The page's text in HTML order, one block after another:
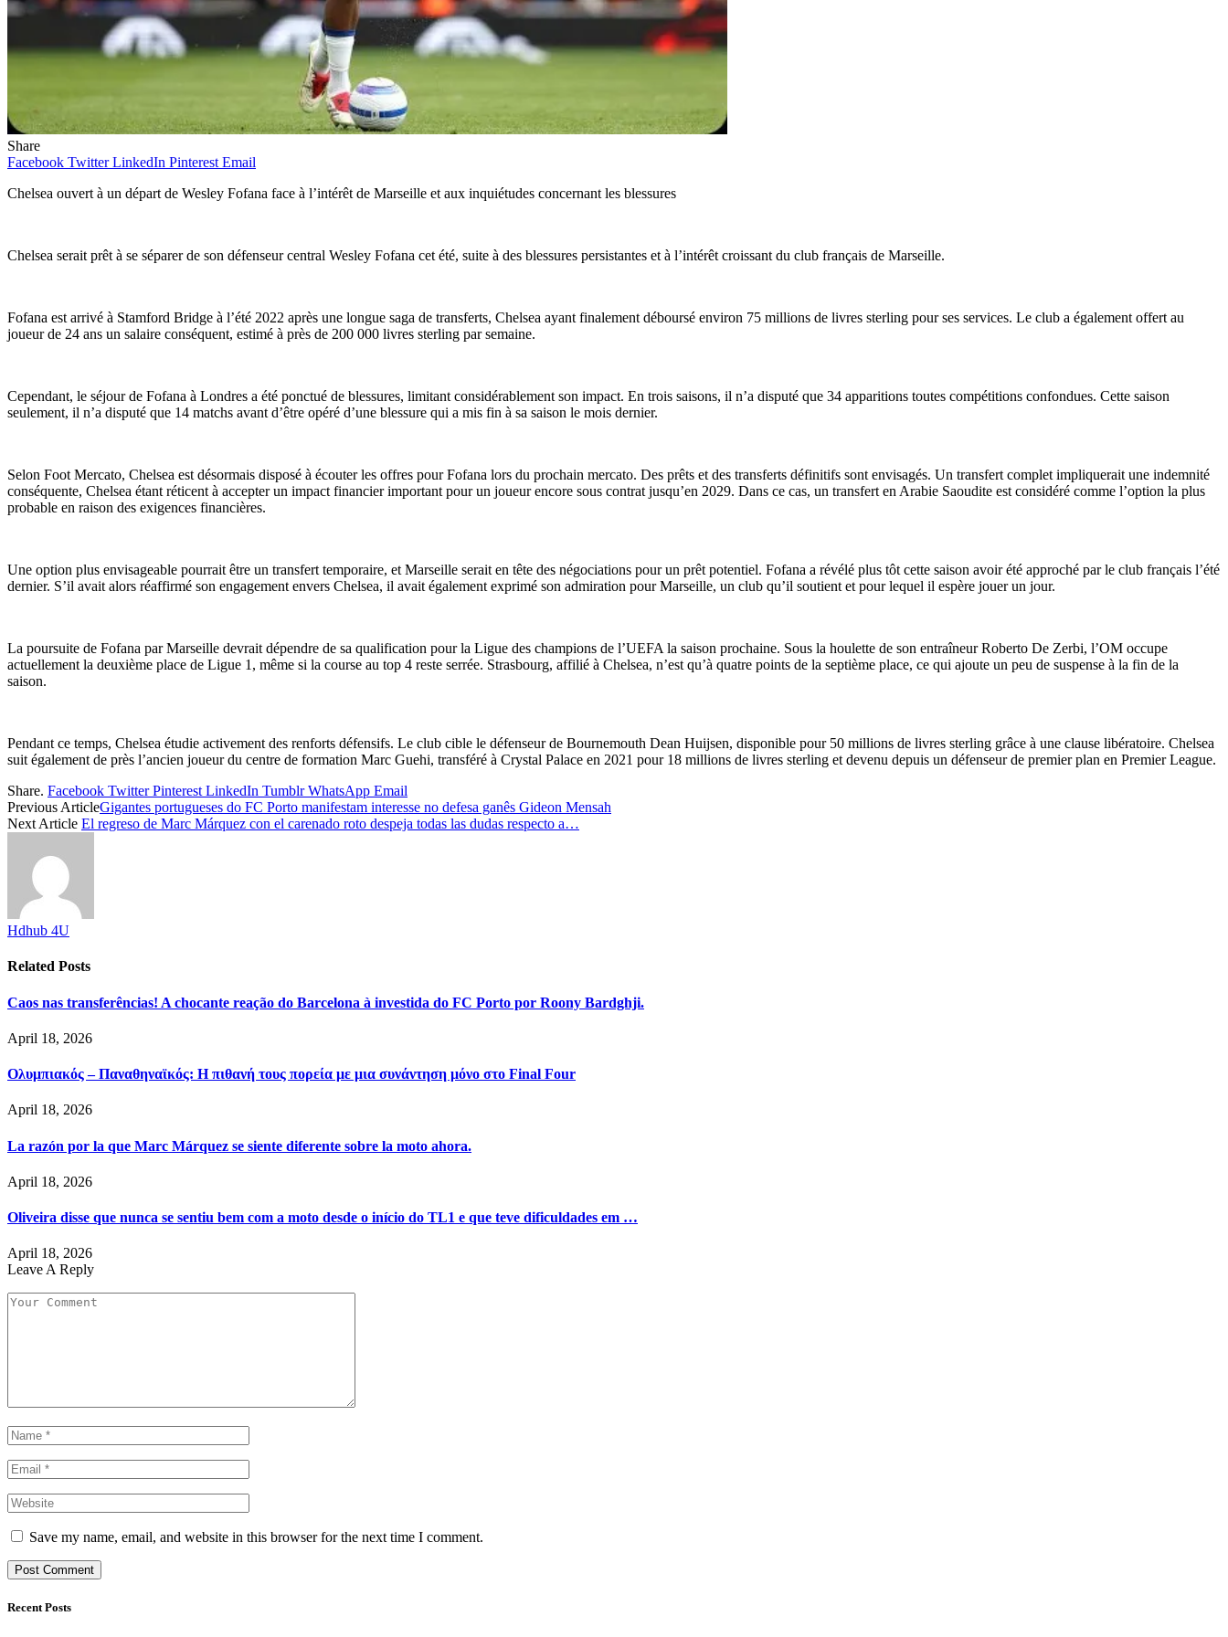
Share
Facebook Twitter LinkedIn Pinterest Email
Chelsea ouvert à un départ de Wesley Fofana face à l’intérêt de Marseille et aux inquiétudes concernant les blessures
Chelsea serait prêt à se séparer de son défenseur central Wesley Fofana cet été, suite à des blessures persistantes et à l’intérêt croissant du club français de Marseille.
Fofana est arrivé à Stamford Bridge à l’été 2022 après une longue saga de transferts, Chelsea ayant finalement déboursé environ 75 millions de livres sterling pour ses services. Le club a également offert au
joueur de 24 ans un salaire conséquent, estimé à près de 200 000 livres sterling par semaine.
Cependant, le séjour de Fofana à Londres a été ponctué de blessures, limitant considérablement son impact. En trois saisons, il n’a disputé que 34 apparitions toutes compétitions confondues. Cette saison
seulement, il n’a disputé que 14 matchs avant d’être opéré d’une blessure qui a mis fin à sa saison le mois dernier.
Selon Foot Mercato, Chelsea est désormais disposé à écouter les offres pour Fofana lors du prochain mercato. Des prêts et des transferts définitifs sont envisagés. Un transfert complet impliquerait une indemnité
conséquente, Chelsea étant réticent à accepter un impact financier important pour un joueur encore sous contrat jusqu’en 2029. Dans ce cas, un transfert en Arabie Saoudite est considéré comme l’option la plus
probable en raison des exigences financières.
Une option plus envisageable pourrait être un transfert temporaire, et Marseille serait en tête des négociations pour un prêt potentiel. Fofana a révélé plus tôt cette saison avoir été approché par le club français l’été
dernier. S’il avait alors réaffirmé son engagement envers Chelsea, il avait également exprimé son admiration pour Marseille, un club qu’il soutient et pour lequel il espère jouer un jour.
La poursuite de Fofana par Marseille devrait dépendre de sa qualification pour la Ligue des champions de l’UEFA la saison prochaine. Sous la houlette de son entraîneur Roberto De Zerbi, l’OM occupe
actuellement la deuxième place de Ligue 1, même si la course au top 4 reste serrée. Strasbourg, affilié à Chelsea, n’est qu’à quatre points de la septième place, ce qui ajoute un peu de suspense à la fin de la
saison.
Pendant ce temps, Chelsea étudie activement des renforts défensifs. Le club cible le défenseur de Bournemouth Dean Huijsen, disponible pour 50 millions de livres sterling grâce à une clause libératoire. Chelsea
suit également de près l’ancien joueur du centre de formation Marc Guehi, transféré à Crystal Palace en 2021 pour 18 millions de livres sterling et devenu depuis un défenseur de premier plan en Premier League.
Share. Facebook Twitter Pinterest LinkedIn Tumblr WhatsApp Email
Previous ArticleGigantes portugueses do FC Porto manifestam interesse no defesa ganês Gideon Mensah
Next Article El regreso de Marc Márquez con el carenado roto despeja todas las dudas respecto a…
Hdhub 4U
Related Posts
Caos nas transferências! A chocante reação do Barcelona à investida do FC Porto por Roony Bardghji.
April 18, 2026
Ολυμπιακός – Παναθηναϊκός: Η πιθανή τους πορεία με μια συνάντηση μόνο στο Final Four
April 18, 2026
La razón por la que Marc Márquez se siente diferente sobre la moto ahora.
April 18, 2026
Oliveira disse que nunca se sentiu bem com a moto desde o início do TL1 e que teve dificuldades em …
April 18, 2026
Leave A Reply
Save my name, email, and website in this browser for the next time I comment.
Recent Posts